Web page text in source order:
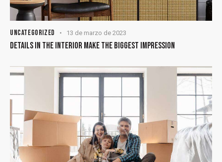
UNCATEGORIZED 13 de marzo de 2023
DETAILS IN THE INTERIOR MAKE THE BIGGEST IMPRESSION